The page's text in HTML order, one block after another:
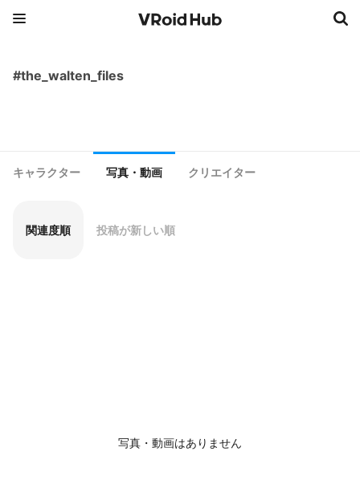
#the_walten_files
キャラクター 写真・動画 クリエイター
関連度順 投稿が新しい順
写真・動画はありません